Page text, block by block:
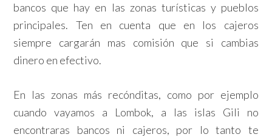
bancos que hay en las zonas turísticas y pueblos
principales. Ten en cuenta que en los cajeros
siempre cargarán mas comisión que si cambias
dinero en efectivo.
En las zonas más recónditas, como por ejemplo
cuando vayamos a Lombok, a las islas Gili no
encontraras bancos ni cajeros, por lo tanto te